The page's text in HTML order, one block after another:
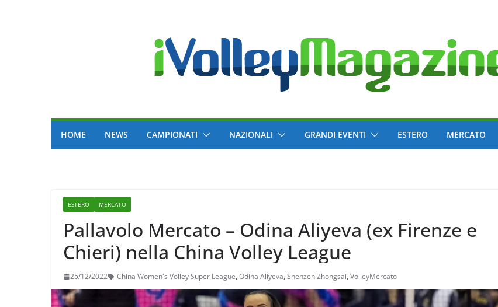
HOME NEWS CAMPIONATI NAZIONALI GRANDI EVENTI ESTERO MERCATO
ESTERO MERCATO
Pallavolo Mercato – Odina Aliyeva (ex Firenze e
Chieri) nella China Volley League
25/12/2022 China Women's Volley Super League, Odina Aliyeva, Shenzen Zhongsai, VolleyMercato